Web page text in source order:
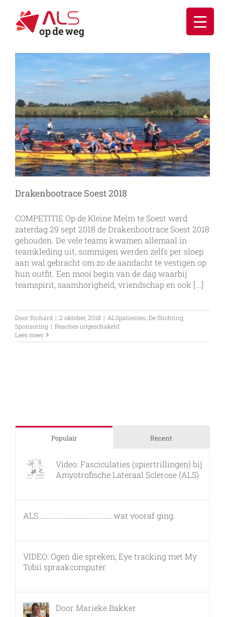
inhoud
Drakenbootrace Soest 2018
COMPETITIE Op de Kleine Melm te Soest werd
zaterdag 29 sept 2018 de Drakenbootrace Soest 2018
gehouden. De vele teams kwamen allemaal in
teamkleding uit, sommigen werden zelfs per sloep
aan wal gebracht om zo de aandacht te vestigen op
hun outfit. Een mooi begin van de dag waarbij
teamspirit, saamhorigheid, vriendschap en ook [...]
DoorRichard | 2 oktober, 2018 | ALSpatienten De Stichting
Sponsoring | Reacties uitgeschakeld
Soest
Lees meer
Populair Recent
Video: Fasciculaties (spiertrillingen) bij
Amyotrofische Lateraal Sclerose (ALS)
ALS………………………………………wat vooraf ging.
VIDEO: Ogen die spreken; Eye tracking met My
Tobii spraakcomputer
Door Marieke Bakker